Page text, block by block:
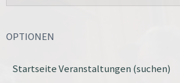
OPTIONEN
Startseite Veranstaltungen (suchen)